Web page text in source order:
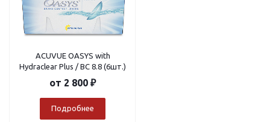
ACUVUE OASYS with
Hydraclear Plus / BC 8.8 (6шт.)
от 2 800 ₽
Подробнее